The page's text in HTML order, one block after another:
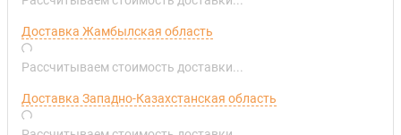
Доставка Жамбылская область
Рассчитываем стоимость доставки...
Доставка Западно-Казахстанская область